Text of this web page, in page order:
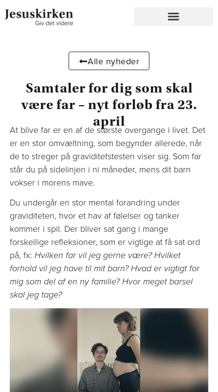
Alle nyheder
Samtaler for dig som skal
være far – nyt forløb fra 23.
april
At blive far er en af de største overgange i livet. Det
er en stor omvæltning, som begynder allerede, når
de to streger på graviditetstesten viser sig. Som far
står du på sidelinjen i ni måneder, mens dit barn
vokser i morens mave.
Du undergår en stor mental forandring under
graviditeten, hvor et hav af følelser og tanker
kommer i spil. Der bliver sat gang i mange
forskellige refleksioner, som er vigtige at få sat ord
på, fx: Hvilken far vil jeg gerne være? Hvilket
forhold vil jeg have til mit barn? Hvad er vigtigt for
mig som del af en ny familie? Hvor meget barsel
skal jeg tage?